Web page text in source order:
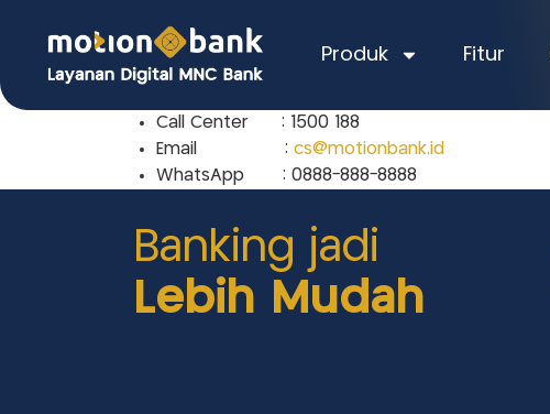
Produk Fitur
Call Center : 1500 188
Email : cs@motionbank.id
WhatsApp : 0888-888-8888
Banking jadi
Lebih Mudah